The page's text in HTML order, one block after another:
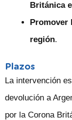
Británica
Promover
región.
Plazos
La intervención
devolución a
por la Corona